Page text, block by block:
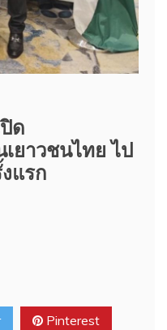
ด
ยาวชนไทย ไป
แรก
Pinterest